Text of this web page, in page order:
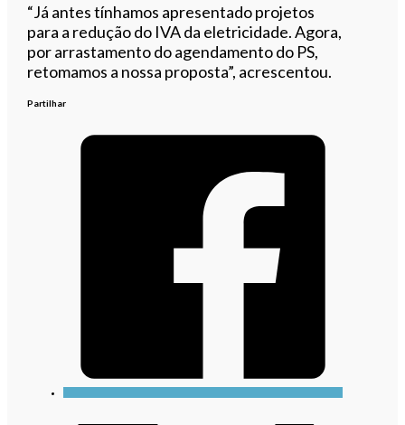
“Já antes tínhamos apresentado projetos
para a redução do IVA da eletricidade. Agora,
por arrastamento do agendamento do PS,
retomamos a nossa proposta”, acrescentou.
Partilhar